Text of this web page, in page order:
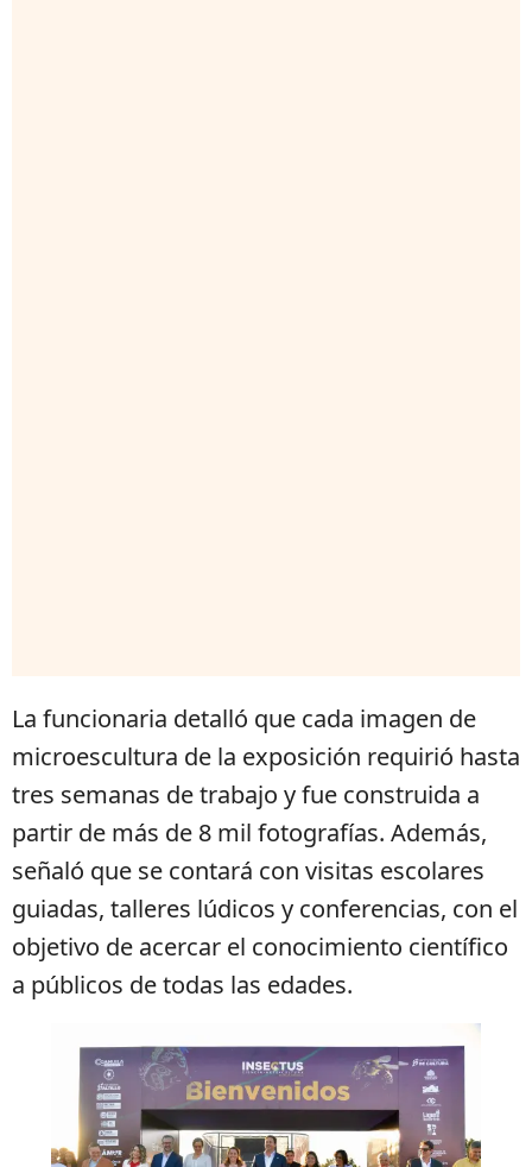
La funcionaria detalló que cada imagen de
microescultura de la exposición requirió hasta
tres semanas de trabajo y fue construida a
partir de más de 8 mil fotografías. Además,
señaló que se contará con visitas escolares
guiadas, talleres lúdicos y conferencias, con el
objetivo de acercar el conocimiento científico
a públicos de todas las edades.